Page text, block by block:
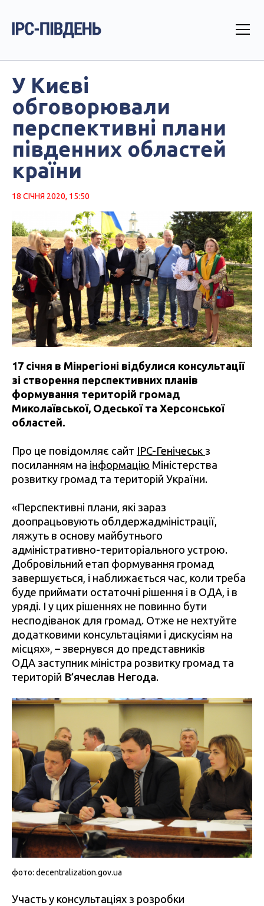
У Києві
обговорювали
перспективні плани
південних областей
країни
18 СІЧНЯ 2020, 15:50
17 січня в Мінрегіоні відбулися консультації
зі створення перспективних планів
формування територій громад
Миколаївської, Одеської та Херсонської
областей.
Про це повідомляє сайт IPC-Генічеськ з
посиланням на інформацію Міністерства
розвитку громад та територій України.
«Перспективні плани, які зараз
доопрацьовують облдержадміністрації,
ляжуть в основу майбутнього
адміністративно-територіального устрою.
Добровільний етап формування громад
завершується, і наближається час, коли треба
буде приймати остаточні рішення і в ОДА, і в
уряді. І у цих рішеннях не повинно бути
несподіванок для громад. Отже не нехтуйте
додатковими консультаціями і дискусіям на
місцях», – звернувся до представників
ОДА заступник міністра розвитку громад та
територій В’ячеслав Негода.
фото: decentralization.gov.ua
Участь у консультаціях з розробки